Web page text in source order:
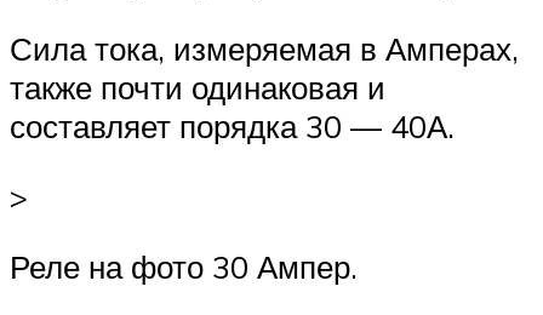
Сила тока, измеряемая в Амперах,
также почти одинаковая и
составляет порядка 30 — 40А.
>
Реле на фото 30 Ампер.